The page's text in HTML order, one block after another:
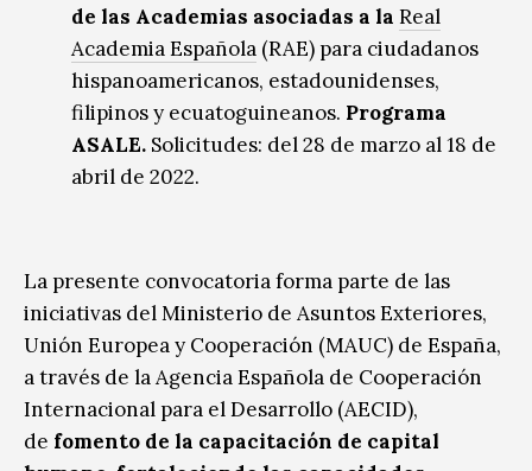
de las Academias asociadas a la Real
Academia Española (RAE) para ciudadanos
hispanoamericanos, estadounidenses,
filipinos y ecuatoguineanos. Programa
ASALE. Solicitudes: del 28 de marzo al 18 de
abril de 2022.
La presente convocatoria forma parte de las
iniciativas del Ministerio de Asuntos Exteriores,
Unión Europea y Cooperación (MAUC) de España,
a través de la Agencia Española de Cooperación
Internacional para el Desarrollo (AECID),
de fomento de la capacitación de capital